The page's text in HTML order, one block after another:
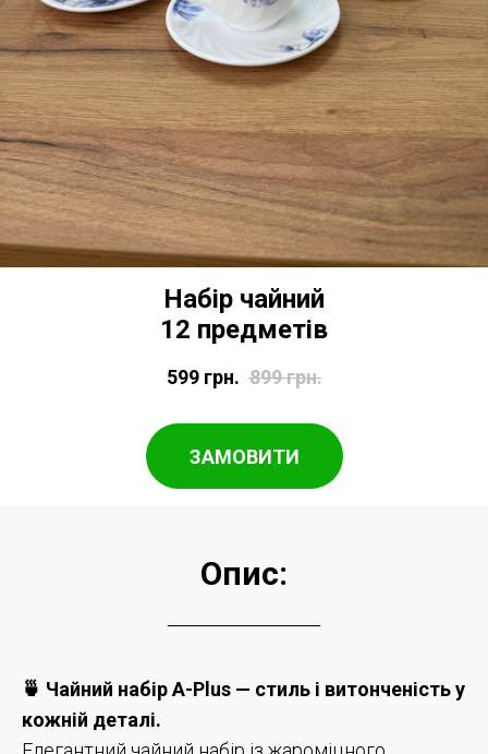
Набір чайний
12 предметів
599 грн. 899грн.
ЗАМОВИТИ
Опис:
🍵 Чайний набір A-Plus — стиль і витонченість у
кожній деталі.